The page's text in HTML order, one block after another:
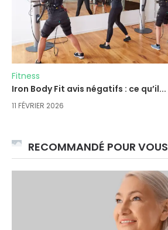
Fitness
Iron Body Fit avis négatifs : ce qu’il...
11 FÉVRIER 2026
RECOMMANDÉ POUR VOUS